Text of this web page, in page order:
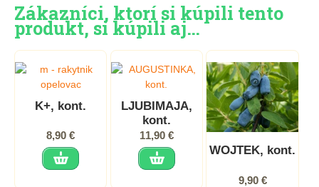
Zákazníci, ktorí si kúpili tento
produkt, si kúpili aj…
K+, kont.
8,90 €
LJUBIMAJA,
kont.
11,90 €
WOJTEK, kont.
9,90 €